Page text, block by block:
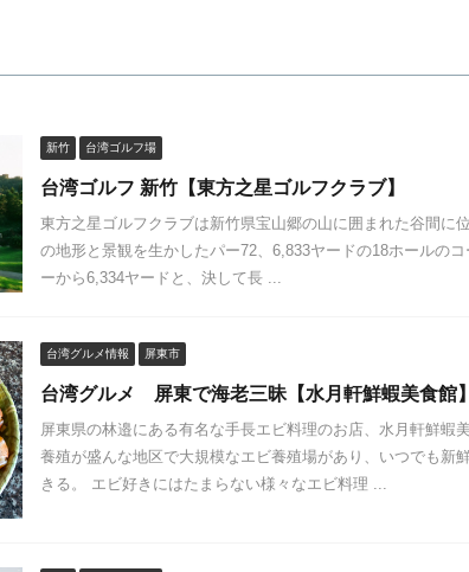
新竹 台湾ゴルフ場
台湾ゴルフ 新竹【東方之星ゴルフクラブ】
東方之星ゴルフクラブは新竹県宝山郷の山に囲まれた谷間に
の地形と景観を生かしたパー72、6,833ヤードの18ホールの
ーから6,334ヤードと、決して長 ...
台湾グルメ情報 屏東市
台湾グルメ 屏東で海老三昧【水月軒鮮蝦美食館】
屏東県の林邉にある有名な手長エビ料理のお店、水月軒鮮蝦
養殖が盛んな地区で大規模なエビ養殖場があり、いつでも新
きる。 エビ好きにはたまらない様々なエビ料理 ...